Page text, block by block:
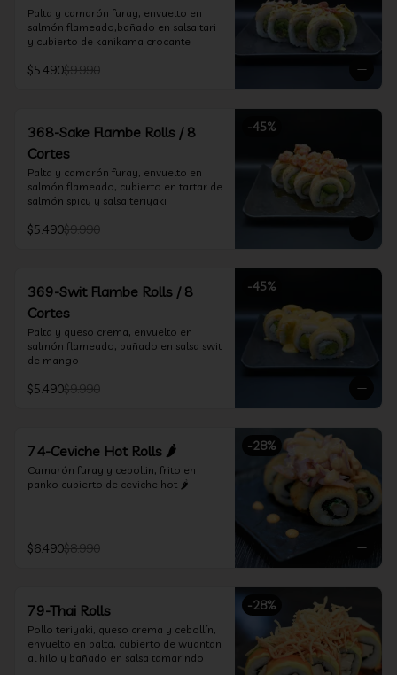
Palta y camarón furay, envuelto en
salmón flameado,bañado en salsa tari
y cubierto de kanikama crocante
$5.490$9.990
-45%
368-Sake Flambe Rolls / 8
Cortes
Palta y camarón furay, envuelto en
salmón flameado, cubierto en tartar de
salmón spicy y salsa teriyaki
$5.490$9.990
-45%
369-Swit Flambe Rolls / 8
Cortes
Palta y queso crema, envuelto en
salmón flameado, bañado en salsa swit
de mango
$5.490$9.990
-28%
74-Ceviche Hot Rolls 🌶️
Camarón furay y cebollin, frito en
panko cubierto de ceviche hot 🌶️
$6.490$8.990
-28%
79-Thai Rolls
Pollo teriyaki, queso crema y cebollín,
envuelto en palta, cubierto de wuantan
al hilo y bañado en salsa tamarindo